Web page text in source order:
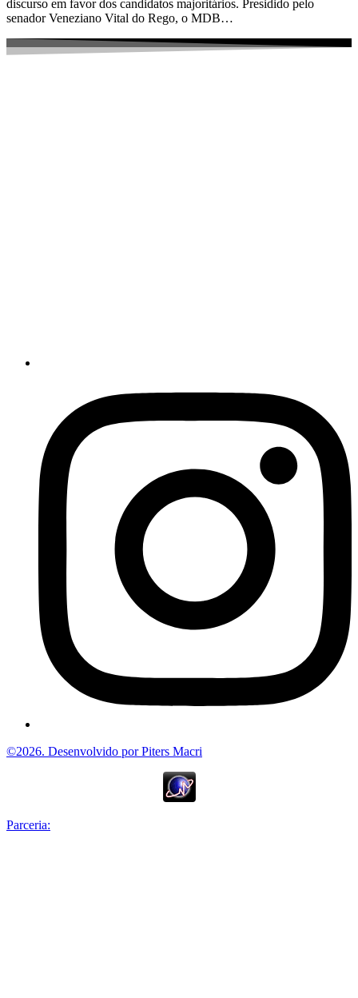
discurso em favor dos candidatos majoritários. Presidido pelo
senador Veneziano Vital do Rego, o MDB…
©2026. Desenvolvido por Piters Macri
Parceria: